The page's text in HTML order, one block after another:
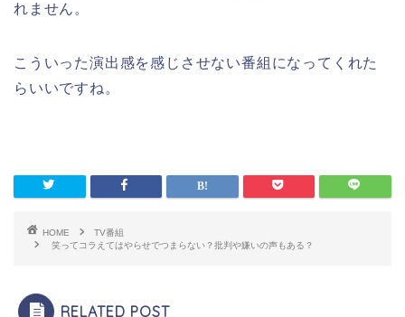
れません。
こういった演出感を感じさせない番組になってくれた
らいいですね。
HOME
TV番組
笑ってコラえてはやらせでつまらない？批判や嫌いの声もある？
RELATED POST